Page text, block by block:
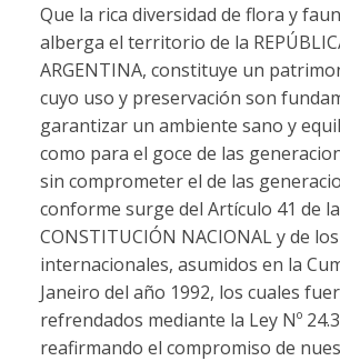
Que la rica diversidad de flora y
alberga el territorio de la
ARGENTINA, constituye un
cuyo uso y preservación son
garantizar un ambiente sano y
como para el goce de las
sin comprometer el de las
conforme surge del Artículo 41 de la
CONSTITUCIÓN NACIONAL y de
internacionales, asumidos en la
Janeiro del año 1992, los cuales
refrendados mediante la Ley Nº
reafirmando el compromiso de